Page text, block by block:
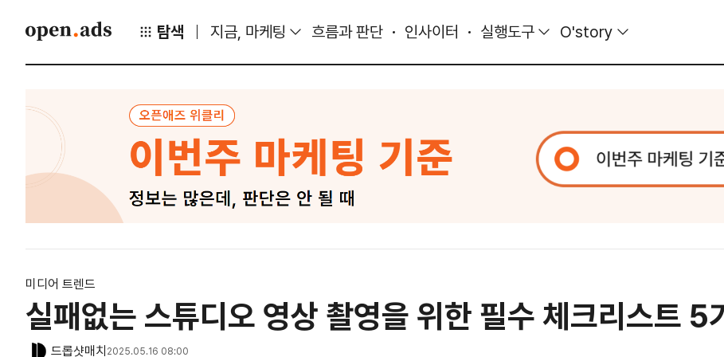
탐색 지금, 마케팅 흐름과 판단 인사이터 실행도구 O'story
미디어 트렌드
실패없는 스튜디오 영상 촬영을 위한 필수 체크리스트 5
드롭샷매치 2025.05.16 08:00